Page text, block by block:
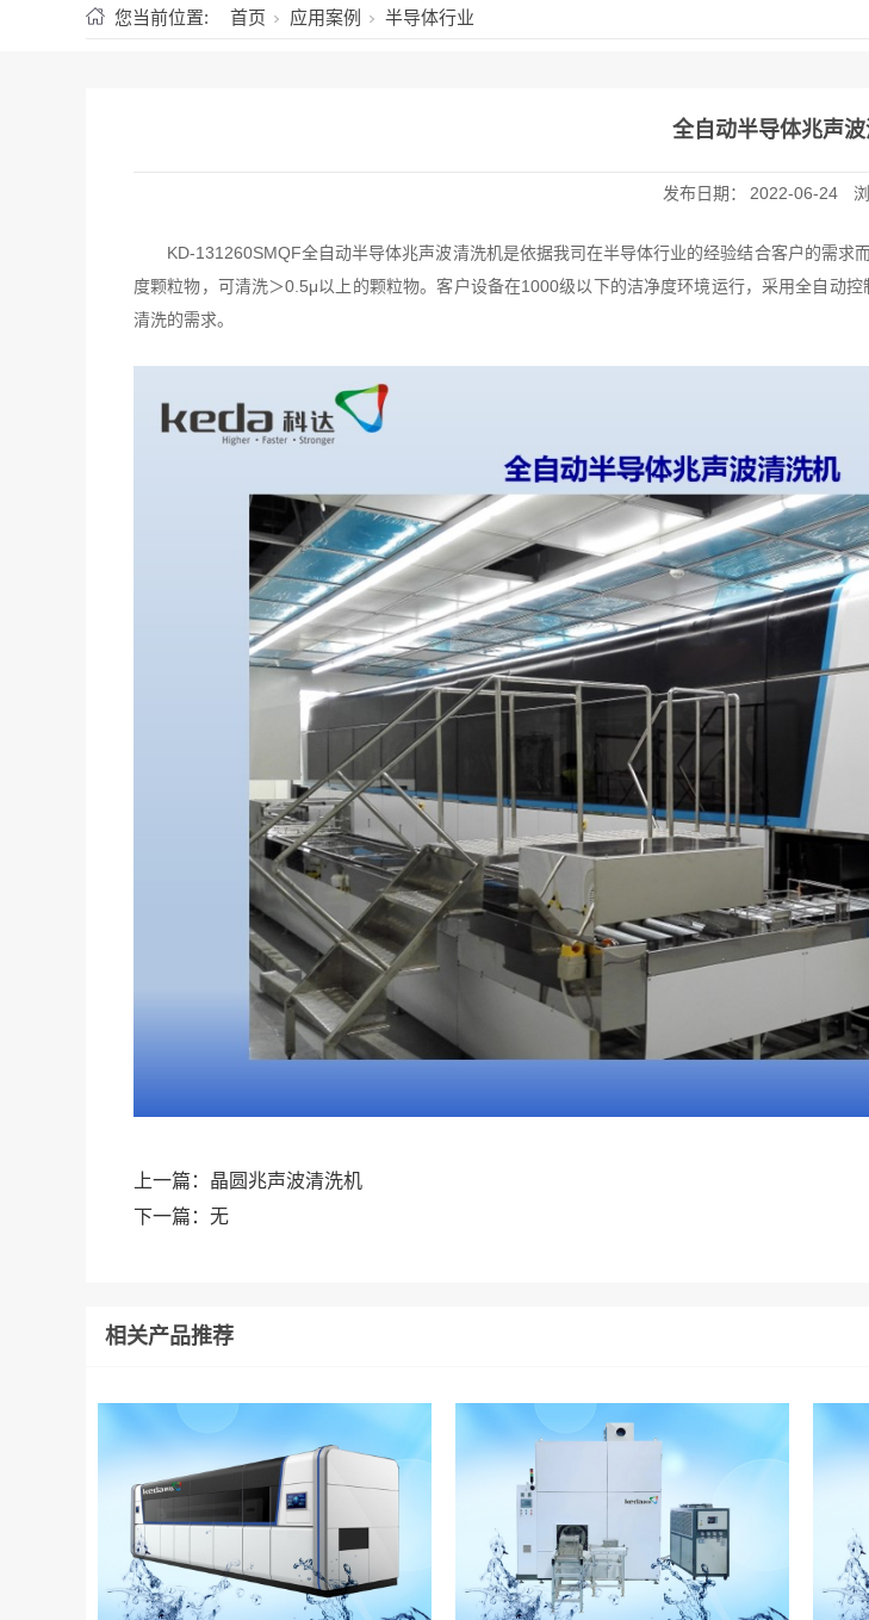
您当前位置: 首页 应用案例 半导体行业
全自动半导体兆声
发布日期： 2022-06-24
KD-131260SMQF全自动半导体兆声波清洗机是依据我司在半导体行业的经验结合客户的需
度颗粒物，可清洗＞0.5μ以上的颗粒物。客户设备在1000级以下的洁净度环境运行，采用全自动
清洗的需求。
上一篇： 晶圆兆声波清洗机
下一篇： 无
相关产品推荐